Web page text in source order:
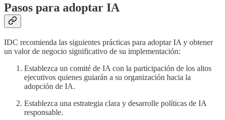
Pasos para adoptar IA
IDC recomienda las siguientes prácticas para adoptar IA y obtener
un valor de negocio significativo de su implementación:
Establezca un comité de IA con la participación de los altos
ejecutivos quienes guiarán a su organización hacia la
adopción de IA.
Establezca una estrategia clara y desarrolle políticas de IA
responsable.